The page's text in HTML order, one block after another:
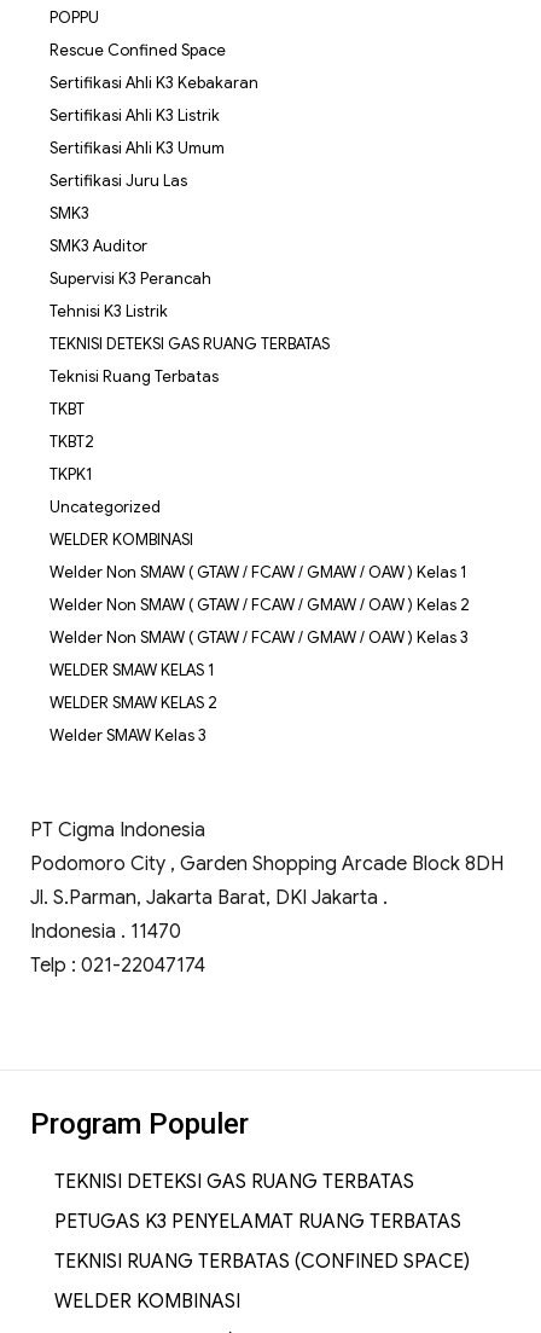
POPPU
Rescue Confined Space
Sertifikasi Ahli K3 Kebakaran
Sertifikasi Ahli K3 Listrik
Sertifikasi Ahli K3 Umum
Sertifikasi Juru Las
SMK3
SMK3 Auditor
Supervisi K3 Perancah
Tehnisi K3 Listrik
TEKNISI DETEKSI GAS RUANG TERBATAS
Teknisi Ruang Terbatas
TKBT
TKBT2
TKPK1
Uncategorized
WELDER KOMBINASI
Welder Non SMAW ( GTAW / FCAW / GMAW / OAW ) Kelas 1
Welder Non SMAW ( GTAW / FCAW / GMAW / OAW ) Kelas 2
Welder Non SMAW ( GTAW / FCAW / GMAW / OAW ) Kelas 3
WELDER SMAW KELAS 1
WELDER SMAW KELAS 2
Welder SMAW Kelas 3
PT Cigma Indonesia
Podomoro City , Garden Shopping Arcade Block 8DH
Jl. S.Parman, Jakarta Barat, DKI Jakarta .
Indonesia . 11470
Telp : 021-22047174
Program Populer
TEKNISI DETEKSI GAS RUANG TERBATAS
PETUGAS K3 PENYELAMAT RUANG TERBATAS
TEKNISI RUANG TERBATAS (CONFINED SPACE)
WELDER KOMBINASI